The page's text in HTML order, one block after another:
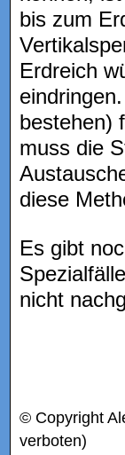
bis zum
Erdreich
bestehen)
muss die
diese
Es gibt
nicht
© Copyright
verboten)